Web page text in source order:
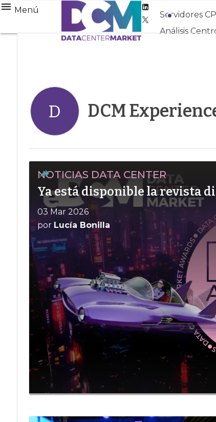
Menú
Twitter
Servidores
Análisis
D DCM
NOTICIAS DATA CENTER
Ya está disponible la revista
03 Mar 2026
por Lucía Bonilla